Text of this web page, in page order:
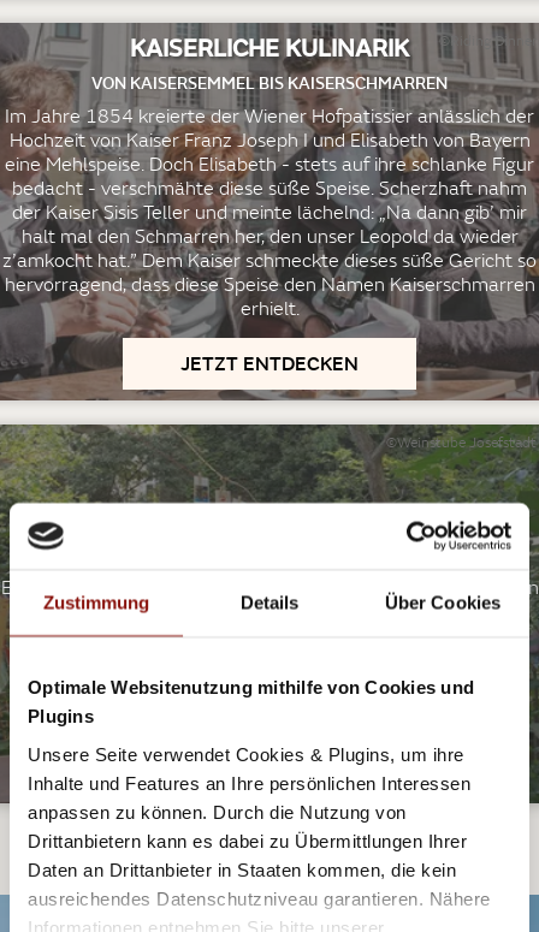
Zustimmung Details Über Cookies
Optimale Websitenutzung mithilfe von Cookies und
Plugins
Unsere Seite verwendet Cookies & Plugins, um ihre
Inhalte und Features an Ihre persönlichen Interessen
anpassen zu können. Durch die Nutzung von
Drittanbietern kann es dabei zu Übermittlungen Ihrer
Daten an Drittanbieter in Staaten kommen, die kein
ausreichendes Datenschutzniveau garantieren. Nähere
Informationen entnehmen Sie bitte unserer
©Riding Dinner
KAISERLICHE KULINARIK
VON KAISERSEMMEL BIS KAISERSCHMARREN
Im Jahre 1854 kreierte der Wiener Hofpatissier anlässlich der
Hochzeit von Kaiser Franz Joseph I und Elisabeth von Bayern
eine Mehlspeise. Doch Elisabeth - stets auf ihre schlanke Figur
bedacht - verschmähte diese süße Speise. Scherzhaft nahm
der Kaiser Sisis Teller und meinte lächelnd: „Na dann gib’ mir
halt mal den Schmarren her, den unser Leopold da wieder
z’amkocht hat.” Dem Kaiser schmeckte dieses süße Gericht so
hervorragend, dass diese Speise den Namen Kaiserschmarren
erhielt.
JETZT ENTDECKEN
©Weinstube Josefstadt
WIENER ORIGINALE MIT SCHANIGÄRTEN
Egal ob Weinstube oder vornehmes Café- Schanigärten haben
sie alle!